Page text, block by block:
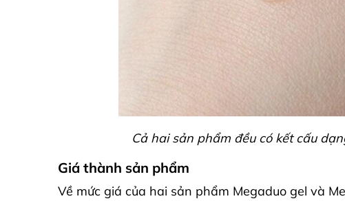
Cả hai sản phẩm đều có kết cấu
Giá thành sản phẩm
Về mức giá của hai sản phẩm Megaduo gel và